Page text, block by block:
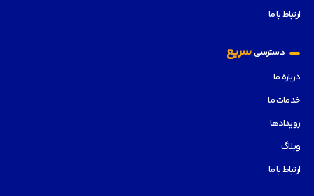
ارتباط با ما
دسترسیسریع
درباره ما
خدمات ما
رویدادها
وبلاگ
ارتباط با ما